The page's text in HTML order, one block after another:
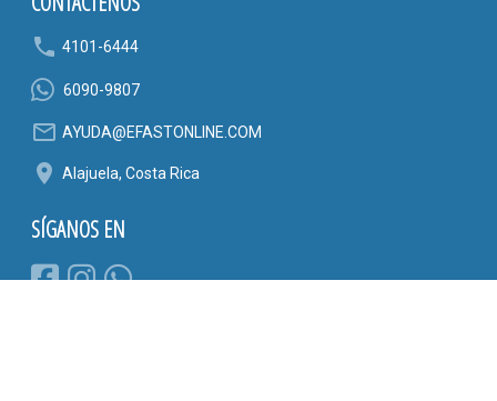
phone 4101-6444
6090-9807
mail_outline AYUDA@EFASTONLINE.COM
location_on Alajuela, Costa Rica
SÍGANOS EN